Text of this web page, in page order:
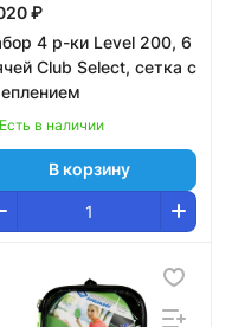
₽
4 р-ки Level 200, 6
Club Select, сетка с
Есть в наличии
В корзину